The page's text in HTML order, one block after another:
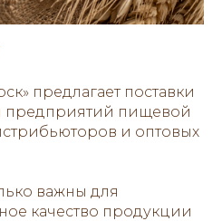
предлагает поставки
предприятий пищевой
и оптовых
важны для
качество продукции